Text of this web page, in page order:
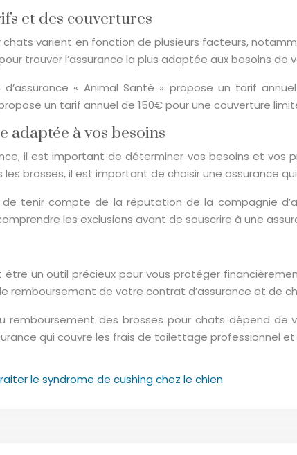
et des couvertures
chats varient en fonction de plusieurs facteurs,
trouver l’assurance la plus adaptée aux besoins
d’assurance « Animal Santé » propose un tarif
un tarif annuel de 150€ pour une couverture
adaptée à vos besoins
il est important de déterminer vos besoins et
brosses, il est important de choisir une assurance
tenir compte de la réputation de la compagnie
les exclusions avant de souscrire à une
être un outil précieux pour vous protéger
remboursement de votre contrat d’assurance et de
remboursement des brosses pour chats dépend
qui couvre les frais de toilettage professionnel
le syndrome de cushing chez le chien